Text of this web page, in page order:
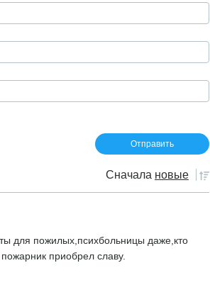
Сначала новые
для пожилых,психбольницы даже,кто
приобрел славу.